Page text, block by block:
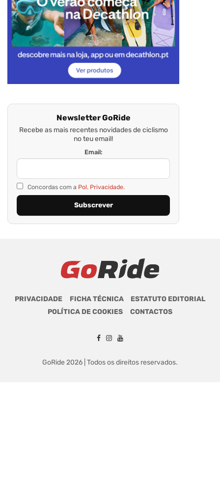
Newsletter GoRide
Recebe as mais recentes novidades de ciclismo
no teu email!
Email:
Concordas com a Pol. Privacidade.
PRIVACIDADE FICHA TÉCNICA
ESTATUTO EDITORIAL
POLÍTICA DE COOKIES
CONTACTOS
GoRide 2026 | Todos os direitos reservados.